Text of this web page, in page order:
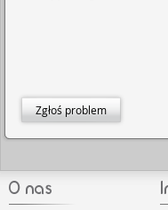
Zgłoś problem